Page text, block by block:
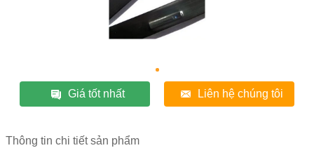
Giá tốt nhất Liên hệ chúng tôi
Thông tin chi tiết sản phẩm